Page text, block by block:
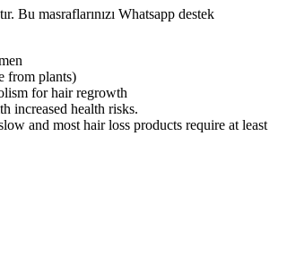
Bu masraflarınızı Whatsapp destek
from plants)
for hair regrowth
increased health risks.
and most hair loss products require at least